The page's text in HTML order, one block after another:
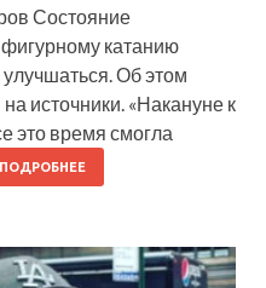
Состояние
катанию
Об этом
источники. «Накануне к
это время смогла
ПОДРОБНЕЕ